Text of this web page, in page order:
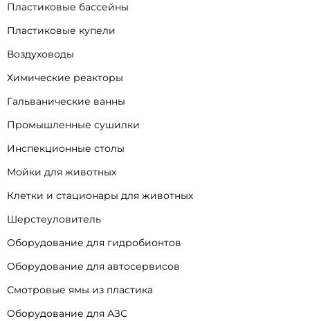
Пластиковые бассейны
Пластиковые купели
Воздуховоды
Химические реакторы
Гальванические ванны
Промышленные сушилки
Инспекционные столы
Мойки для животных
Клетки и стационары для животных
Шерстеуловитель
Оборудование для гидробионтов
Оборудование для автосервисов
Смотровые ямы из пластика
Оборудование для АЗС